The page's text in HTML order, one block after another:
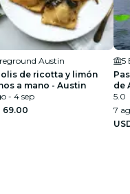
Austin
de ricotta y limón
a mano - Austin
- 4 sep
69.00
5
de
5.0
7